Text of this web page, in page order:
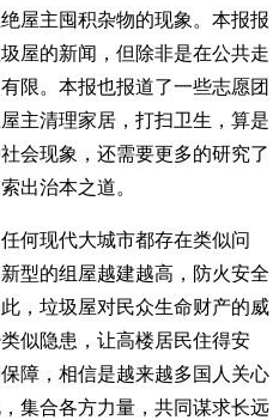
屋主囤积杂物的现象。本报报
屋的新闻，但除非是在公共走
限。本报也报道了一些志愿团
主清理家居，打扫卫生，算是
会现象，还需要更多的研究了
出治本之道。
何现代大城市都存在类似问
型的组屋越建越高，防火安全
，垃圾屋对民众生命财产的威
似隐患，让高楼居民住得安
障，相信是越来越多国人关心
集合各方力量，共同谋求长远